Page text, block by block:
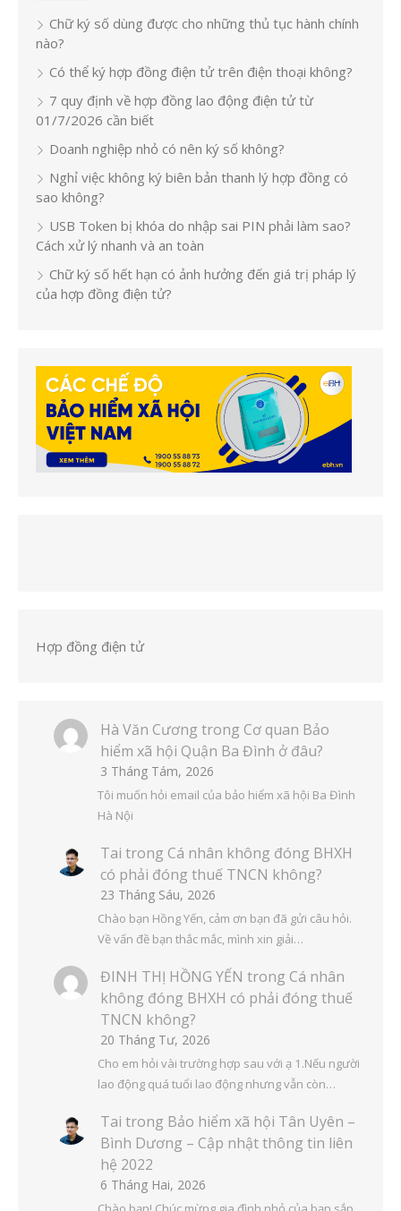
Chữ ký số dùng được cho những thủ tục hành chính
nào?
Có thể ký hợp đồng điện tử trên điện thoại không?
7 quy định về hợp đồng lao động điện tử từ
01/7/2026 cần biết
Doanh nghiệp nhỏ có nên ký số không?
Nghỉ việc không ký biên bản thanh lý hợp đồng có
sao không?
USB Token bị khóa do nhập sai PIN phải làm sao?
Cách xử lý nhanh và an toàn
Chữ ký số hết hạn có ảnh hưởng đến giá trị pháp lý
của hợp đồng điện tử?
Hợp đồng điện tử
Hà Văn Cương trong Cơ quan Bảo
hiểm xã hội Quận Ba Đình ở đâu?
3 Tháng Tám, 2026
Tôi muốn hỏi email của bảo hiểm xã hội Ba Đình
Hà Nội
Tai trong Cá nhân không đóng BHXH
có phải đóng thuế TNCN không?
23 Tháng Sáu, 2026
Chào bạn Hồng Yến, cảm ơn bạn đã gửi câu hỏi.
Về vấn đề bạn thắc mắc, mình xin giải…
ĐINH THỊ HỒNG YẾN trong Cá nhân
không đóng BHXH có phải đóng thuế
TNCN không?
20 Tháng Tư, 2026
Cho em hỏi vài trường hợp sau với ạ 1.Nếu người
lao động quá tuổi lao động nhưng vẫn còn…
Tai trong Bảo hiểm xã hội Tân Uyên –
Bình Dương – Cập nhật thông tin liên
hệ 2022
6 Tháng Hai, 2026